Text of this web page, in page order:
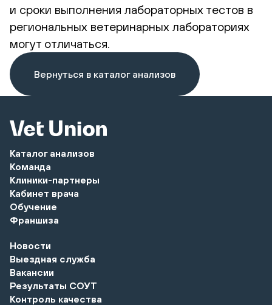
и сроки выполнения лабораторных тестов в
региональных ветеринарных лабораториях
могут отличаться.
Вернуться в каталог анализов
Каталог анализов
Команда
Клиники-партнеры
Кабинет врача
Обучение
Франшиза
Новости
Выездная служба
Вакансии
Результаты СОУТ
Контроль качества